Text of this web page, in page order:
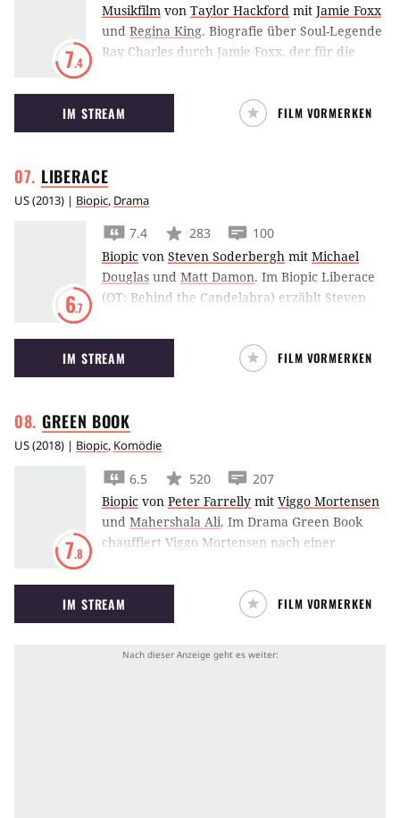
7.4
Musikfilm von Taylor Hackford mit Jamie Foxx
und Regina King. Biografie über Soul-Legende
Ray Charles durch Jamie Foxx, der für die
‘Bester Darsteller’(2005) belohnt wird.
IM STREAM FILM VORMERKEN
LIBERACE
US(2013) | Biopic, Drama
6.7
7.4 283
100
Biopic von Steven Soderbergh mit Michael
Douglas und Matt Damon. Im Biopic Liberace
(OT: Behind the Candelabra) erzählt Steven
amerikanischen Pianisten Liberace, der
zeitlebens seine Homosexualität verheimlichte.
IM STREAM FILM VORMERKEN
GREEN BOOK
US(2018) | Biopic, Komödie
7.8
6.5 520
207
Biopic von Peter Farrelly mit Viggo Mortensen
und Mahershala Ali. Im Drama Green Book
chauffiert Viggo Mortensen nach einer
Pianisten Mahershala Ali in den 1960ern auf
einer Konzert-Tournee von New York bis in
die Südstaaten.
IM STREAM FILM VORMERKEN